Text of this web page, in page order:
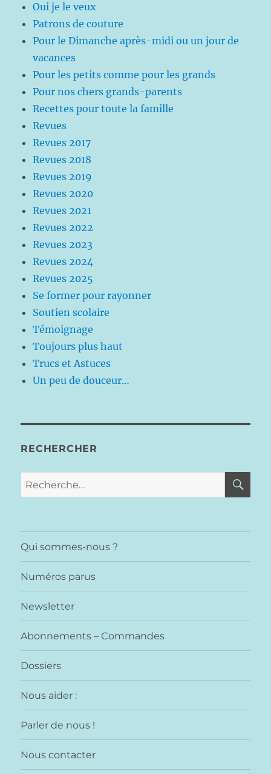
Oui je le veux
Patrons de couture
Pour le Dimanche après-midi ou un jour de
vacances
Pour les petits comme pour les grands
Pour nos chers grands-parents
Recettes pour toute la famille
Revues
Revues 2017
Revues 2018
Revues 2019
Revues 2020
Revues 2021
Revues 2022
Revues 2023
Revues 2024
Revues 2025
Se former pour rayonner
Soutien scolaire
Témoignage
Toujours plus haut
Trucs et Astuces
Un peu de douceur…
RECHERCHER
Recherche
pour :
Qui sommes-nous ?
Numéros parus
Newsletter
Abonnements – Commandes
Dossiers
Nous aider :
Parler de nous !
Nous contacter